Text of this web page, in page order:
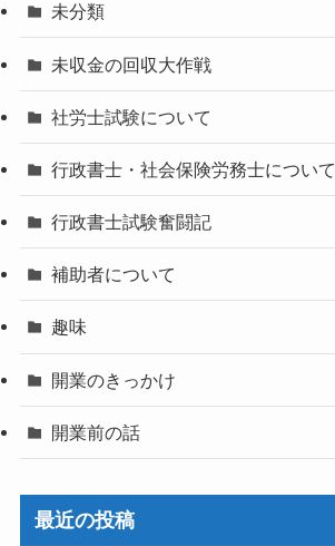
未分類
未収金の回収大作戦
社労士試験について
行政書士・社会保険労務士について
行政書士試験奮闘記
補助者について
趣味
開業のきっかけ
開業前の話
最近の投稿